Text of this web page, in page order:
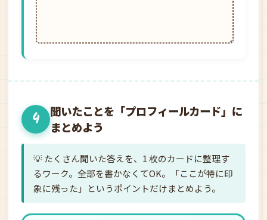
4
聞いたことを「プロフィールカード」に
まとめよう
💡 たくさん聞いた答えを、1 枚のカードに整理す
るワーク。全部を書かなくてOK。「ここが特に印
象に残った」というポイントだけまとめよう。